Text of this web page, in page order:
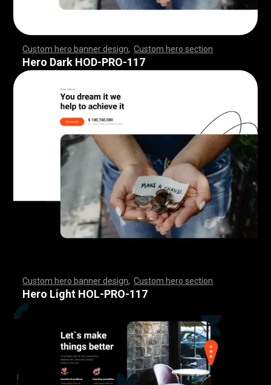
Custom hero banner design ,Custom hero section
,,,,,,,,,,,,,,,,,,,,,,,,,,,,,, ,,,,,,,,,,,,,,,,,,,,,,,
,,,,,,,,,,,,,,,,,,,,,,,,,,,,,, ,,,,,,,,,,,,,,,,,,,,,,,
Hero Dark HOD-PRO-117
Custom hero banner design ,Custom hero section
,,,,,,,,,,,,,,,,,,,,,,,,,,,,,, ,,,,,,,,,,,,,,,,,,,,,,,
,,,,,,,,,,,,,,,,,,,,,,,,,,,,,, ,,,,,,,,,,,,,,,,,,,,,,,
Hero Light HOL-PRO-117